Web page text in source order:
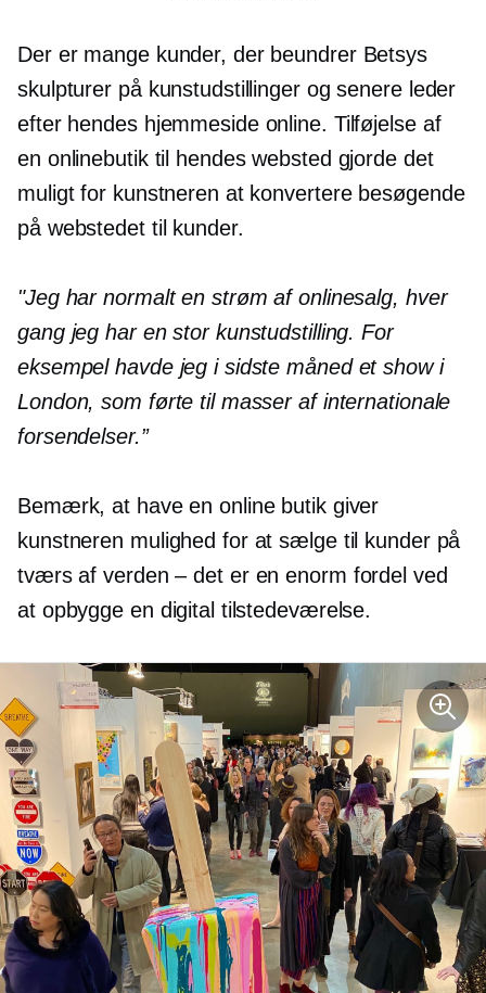
Der er mange kunder, der beundrer Betsys
skulpturer på kunstudstillinger og senere leder
efter hendes hjemmeside online. Tilføjelse af
en onlinebutik til hendes websted gjorde det
muligt for kunstneren at konvertere besøgende
på webstedet til kunder.
"Jeg har normalt en strøm af onlinesalg, hver
gang jeg har en stor kunstudstilling. For
eksempel havde jeg i sidste måned et show i
London, som førte til masser af internationale
forsendelser.”
Bemærk, at have en online butik giver
kunstneren mulighed for at sælge til kunder på
tværs afverden – det eren enorm fordel ved
at opbygge en digital tilstedeværelse.